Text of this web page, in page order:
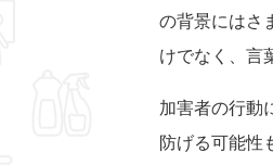
の背景にはさ
けでなく、言
加害者の行動
防げる可能性